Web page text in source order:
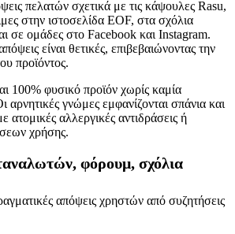
πελατών σχετικά με τις κάψουλες Rasu,
στην ιστοσελίδα EOF, στα σχόλια
σε ομάδες στο Facebook και Instagram.
είναι θετικές, επιβεβαιώνοντας την
προϊόντος.
100% φυσικό προϊόν χωρίς καμία
αρνητικές γνώμες εμφανίζονται σπάνια και
ατομικές αλλεργικές αντιδράσεις ή
χρήσης.
φόρουμ, σχόλια
απόψεις χρηστών από συζητήσεις